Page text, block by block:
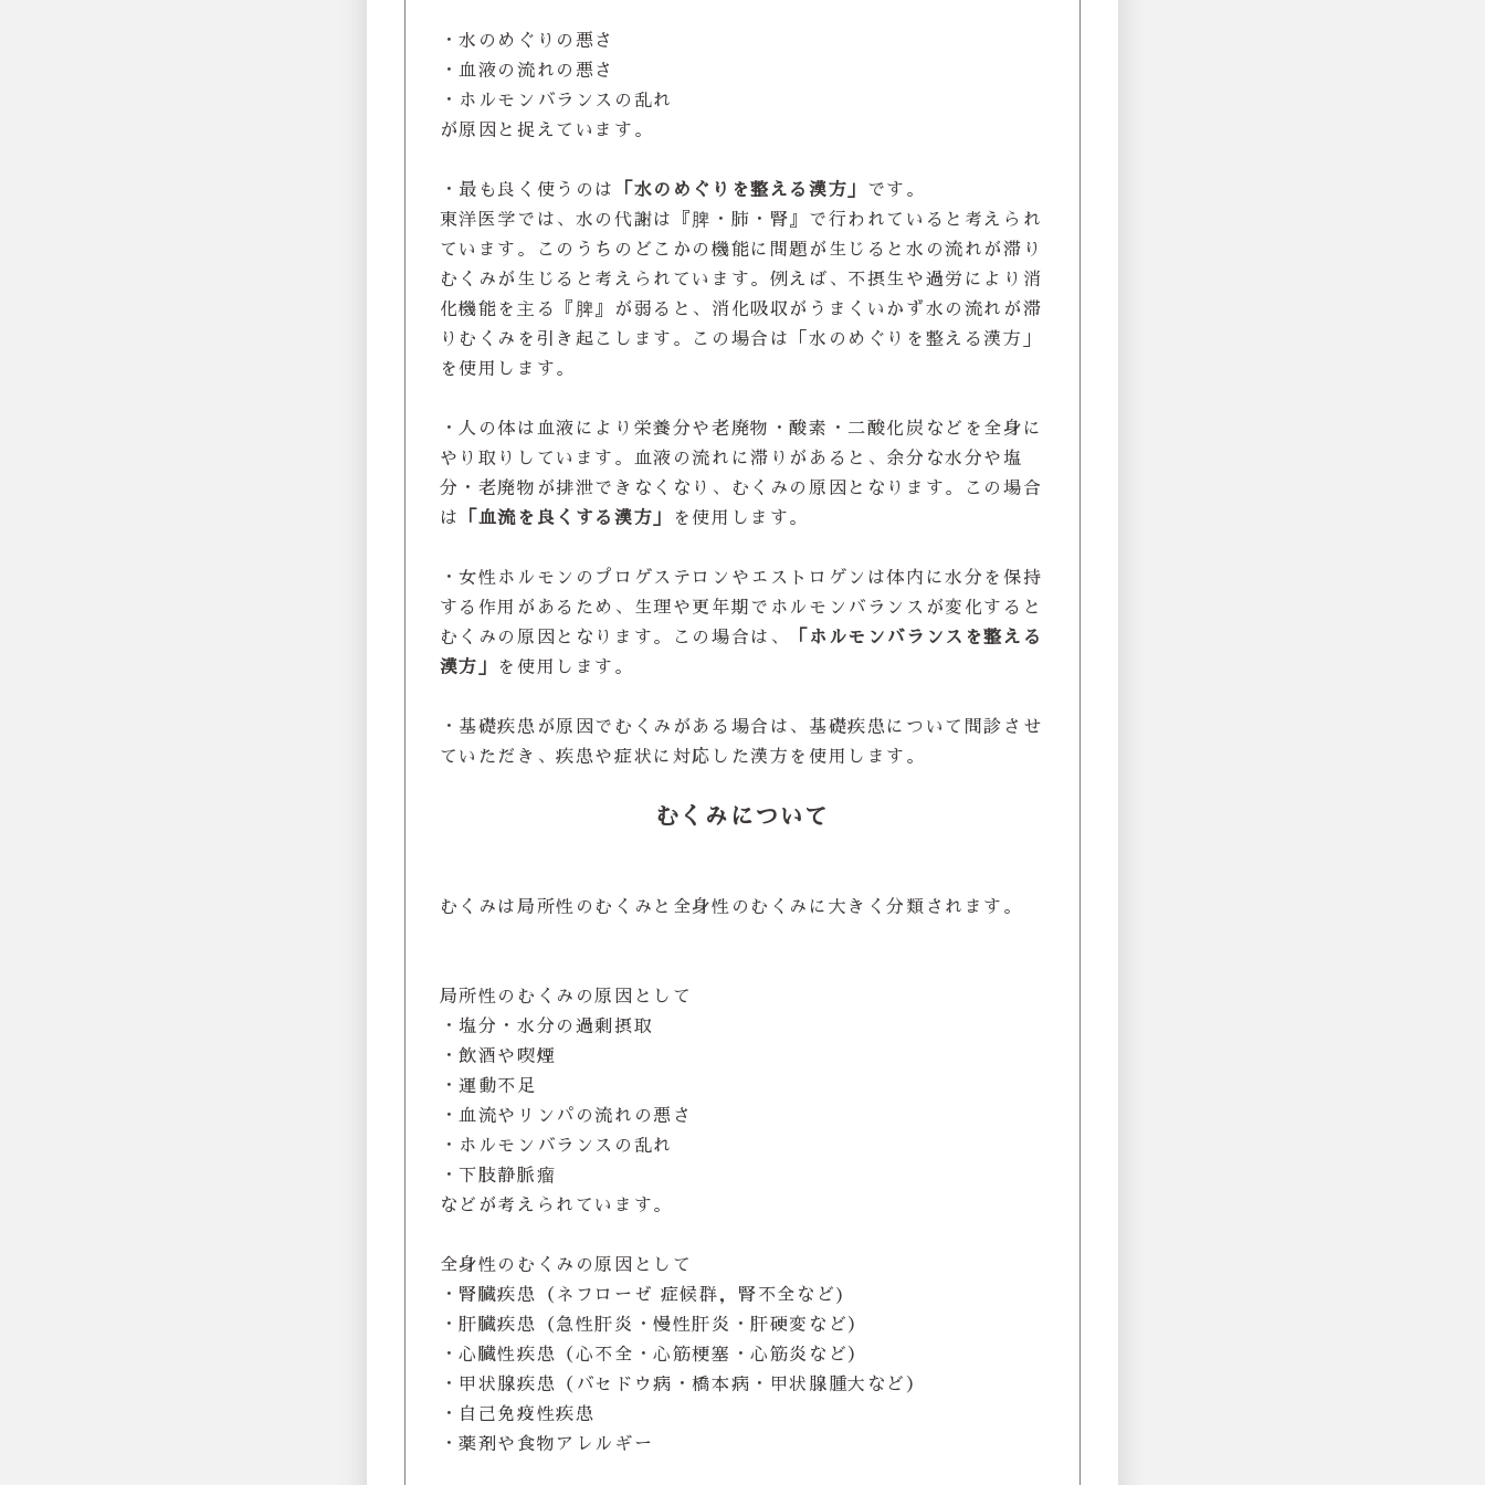
・水のめぐりの悪さ
・血液の流れの悪さ
・ホルモンバランスの乱れ
が原因と捉えています。
・最も良く使うのは 「水のめぐりを整える漢方」 です。
東洋医学では、水の代謝は『脾・肺・腎』で行われていると考えられ
ています。このうちのどこかの機能に問題が生じると水の流れが滞り
むくみが生じると考えられています。例えば、不摂生や過労により消
化機能を主る『脾』が弱ると、消化吸収がうまくいかず水の流れが滞
りむくみを引き起こします。この場合は「水のめぐりを整える漢方」
を使用します。
・人の体は血液により栄養分や老廃物・酸素・二酸化炭などを全身に
やり取りしています。血液の流れに滞りがあると、余分な水分や塩
分・老廃物が排泄できなくなり、むくみの原因となります。この場合
は
「血流を良くする漢方」 を使用します。
・女性ホルモンのプロゲステロンやエストロゲンは体内に水分を保持
する作用があるため、生理や更年期でホルモンバランスが変化すると
むくみの原因となります。この場合は、
「ホルモンバランスを整える
漢方」
を使用します。
・基礎疾患が原因でむくみがある場合は、基礎疾患について問診させ
ていただき、疾患や症状に対応した漢方を使用します。
むくみについて
むくみは局所性のむくみと全身性のむくみに大きく分類されます。
局所性のむくみの原因として
・塩分・水分の過剰摂取
・飲酒や喫煙
・運動不足
・血流やリンパの流れの悪さ
・ホルモンバランスの乱れ
・下肢静脈瘤
などが考えられています。
全身性のむくみの原因として
・腎臓疾患（ネフローゼ 症候群，腎不全など)
・肝臓疾患（急性肝炎・慢性肝炎・肝硬変など）
・心臓性疾患（心不全・心筋梗塞・心筋炎など）
・甲状腺疾患（バセドウ病・橋本病・甲状腺腫大など）
・自己免疫性疾患
・薬剤や食物アレルギー